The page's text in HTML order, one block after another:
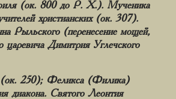
(ок. 800 до Р. Х.). Мученика
христианских (ок. 307).
Рыльского (перенесение мощей,
царевича Димитрия Углечского
250); Феликса (Филика)
диакона. Святого Леонтия